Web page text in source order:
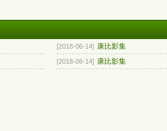
[2018-06-14] 康比影集
[2018-06-14] 康比影集